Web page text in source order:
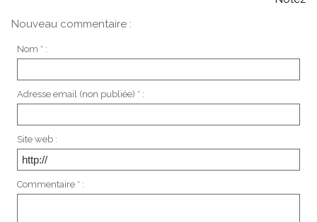
Nouveau commentaire :
Nom * :
Adresse email (non publiée) * :
Site web :
Commentaire * :